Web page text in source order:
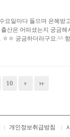
요일마다 들으며 은혜받
산은 어떠셨는지 궁금
ㅎ 궁금하더라구요.^^
10
개인정보취급방침